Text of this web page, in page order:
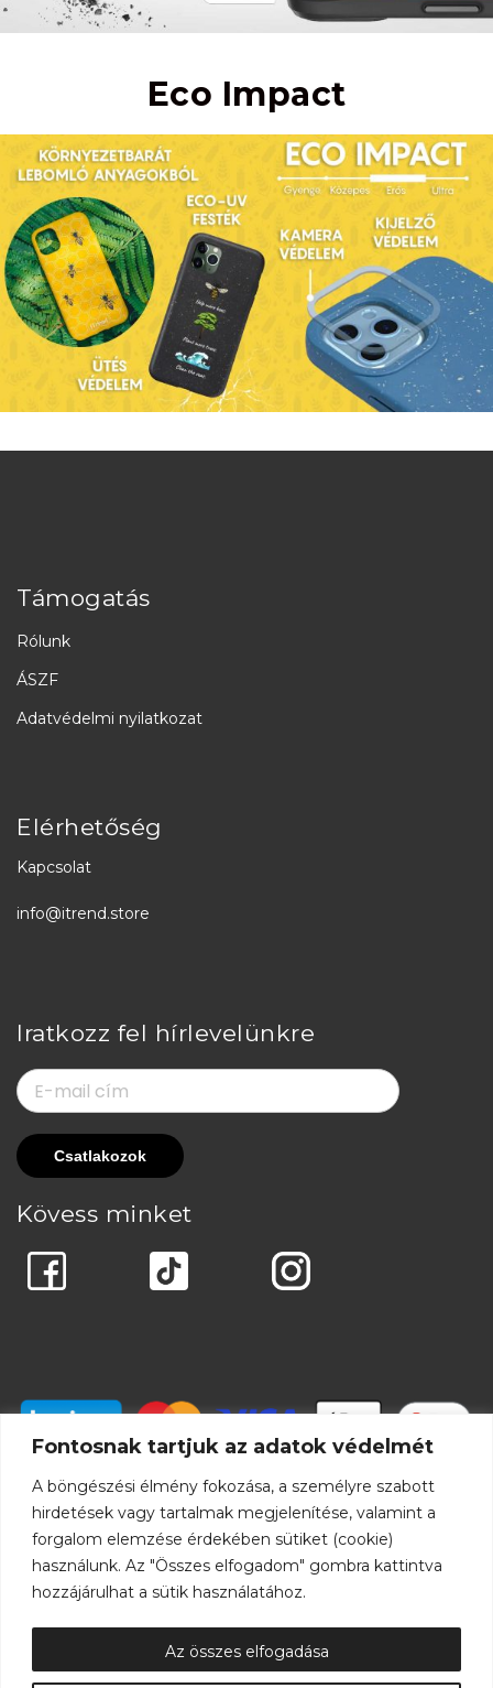
Fontosnak tartjuk az adatok védelmét
A böngészési élmény fokozása, a személyre szabott
hirdetések vagy tartalmak megjelenítése, valamint a
forgalom elemzése érdekében sütiket (cookie)
használunk. Az "Összes elfogadom" gombra kattintva
hozzájárulhat a sütik használatához.
Az összes elfogadása
Eco Impact
Támogatás
Rólunk
ÁSZF
Adatvédelmi nyilatkozat
Elérhetőség
Kapcsolat
info@itrend.store
Iratkozz fel hírlevelünkre
Kövess minket